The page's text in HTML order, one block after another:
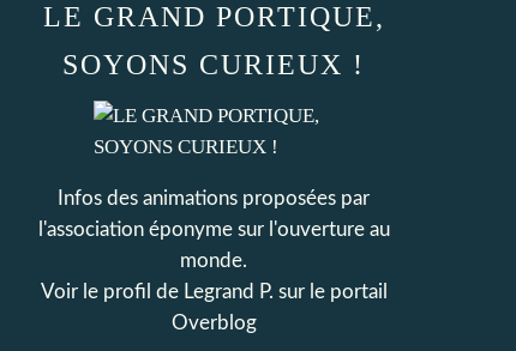
LE GRAND PORTIQUE,
SOYONS CURIEUX !
Infos des animations proposées par
l'association éponyme sur l'ouverture au
monde.
Voir le profil de Legrand P. sur le portail
Overblog